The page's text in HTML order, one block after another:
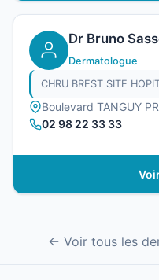
Dr Bruno
Dermatologue
CHRU BREST SITE
Boulevard TANGUY
02 98 22 33 33
← Voir tous les